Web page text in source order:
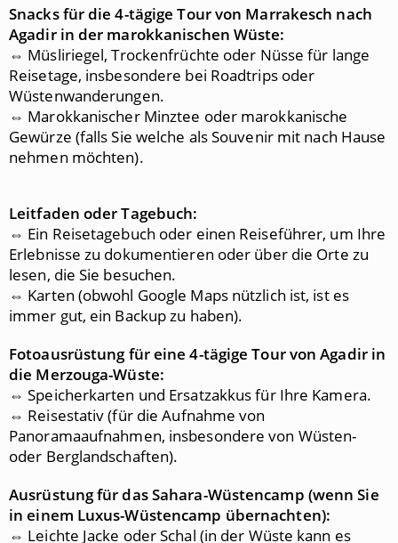
Snacks für die 4-tägige Tour von Marrakesch nach
Agadir in der marokkanischen Wüste:
⇔ Müsliriegel, Trockenfrüchte oder Nüsse für lange
Reisetage, insbesondere bei Roadtrips oder
Wüstenwanderungen.
⇔ Marokkanischer Minztee oder marokkanische
Gewürze (falls Sie welche als Souvenir mit nach Hause
nehmen möchten).
Leitfaden oder Tagebuch:
⇔ Ein Reisetagebuch oder einen Reiseführer, um Ihre
Erlebnisse zu dokumentieren oder über die Orte zu
lesen, die Sie besuchen.
⇔ Karten (obwohl Google Maps nützlich ist, ist es
immer gut, ein Backup zu haben).
Fotoausrüstung für eine 4-tägige Tour von Agadir in
die Merzouga-Wüste:
⇔ Speicherkarten und Ersatzakkus für Ihre Kamera.
⇔ Reisestativ (für die Aufnahme von
Panoramaaufnahmen, insbesondere von Wüsten-
oder Berglandschaften).
Ausrüstung für das Sahara-Wüstencamp (wenn Sie
in einem Luxus-Wüstencamp übernachten):
⇔ Leichte Jacke oder Schal (in der Wüste kann es